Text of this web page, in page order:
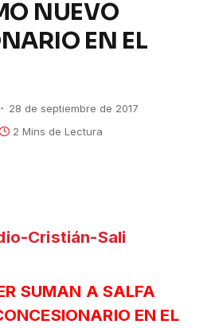
NUEVO
EN EL
28 de septiembre de 2017
2 Mins de Lectura
SUMAN A SALFA
EN EL